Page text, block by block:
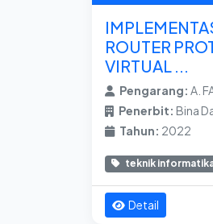
ROUTER
VIRTUAL ...
Pengarang: A.
Penerbit: Bina
Tahun: 2022
teknik
Detail